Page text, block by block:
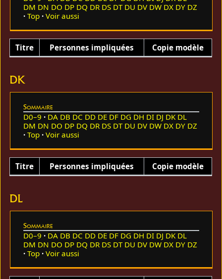
DM DN DO DP DQ DR DS DT DU DV DW DX DY DZ
Top
Voir aussi
Titre Personnes impliquées Copie modèle
DK
Sommaire
D0–9 DA DB DC DD DE DF DG DH DI DJ DK DL
DM DN DO DP DQ DR DS DT DU DV DW DX DY DZ
Top
Voir aussi
Titre Personnes impliquées Copie modèle
DL
Sommaire
D0–9 DA DB DC DD DE DF DG DH DI DJ DK DL
DM DN DO DP DQ DR DS DT DU DV DW DX DY DZ
Top
Voir aussi